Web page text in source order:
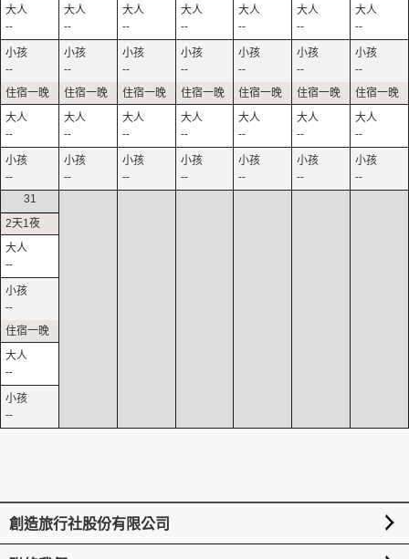
--
--
--
--
--
--
--
--
--
--
--
--
--
--
--
--
--
--
--
--
--
--
--
--
--
--
--
--
31
--
--
--
--
創造旅行社股份有限公司